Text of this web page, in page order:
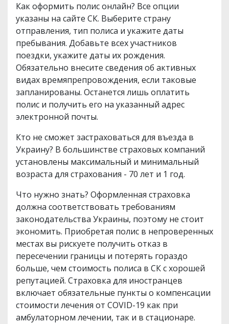
Как оформить полис онлайн? Все опции
указаны на сайте СК. Выберите страну
отправления, тип полиса и укажите даты
пребывания. Добавьте всех участников
поездки, укажите даты их рождения.
Обязательно внесите сведения об активных
видах времяпрепровождения, если таковые
запланированы. Останется лишь оплатить
полис и получить его на указанный адрес
электронной почты.
Кто не сможет застраховаться для въезда в
Украину? В большинстве страховых компаний
установлены максимальный и минимальный
возраста для страхования - 70 лет и 1 год.
Что нужно знать? Оформленная страховка
должна соответствовать требованиям
законодательства Украины, поэтому не стоит
экономить. Приобретая полис в непроверенных
местах вы рискуете получить отказ в
пересечении границы и потерять гораздо
больше, чем стоимость полиса в СК с хорошей
репутацией. Страховка для иностранцев
включает обязательные пункты о компенсации
стоимости лечения от COVID-19 как при
амбулаторном лечении, так и в стационаре.